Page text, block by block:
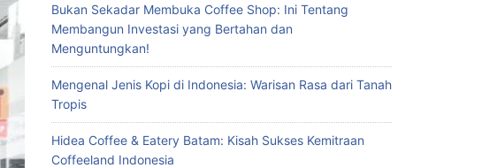
Bukan Sekadar Membuka Coffee Shop: Ini Tentang
Membangun Investasi yang Bertahan dan
Menguntungkan!
Mengenal Jenis Kopi di Indonesia: Warisan Rasa dari Tanah
Tropis
Hidea Coffee & Eatery Batam: Kisah Sukses Kemitraan
Coffeeland Indonesia